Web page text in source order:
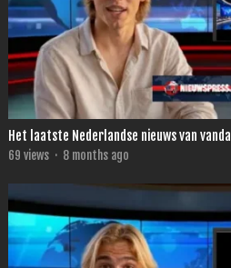
Het laatste Nederlandse nieuws van
69 views · 8 months ago